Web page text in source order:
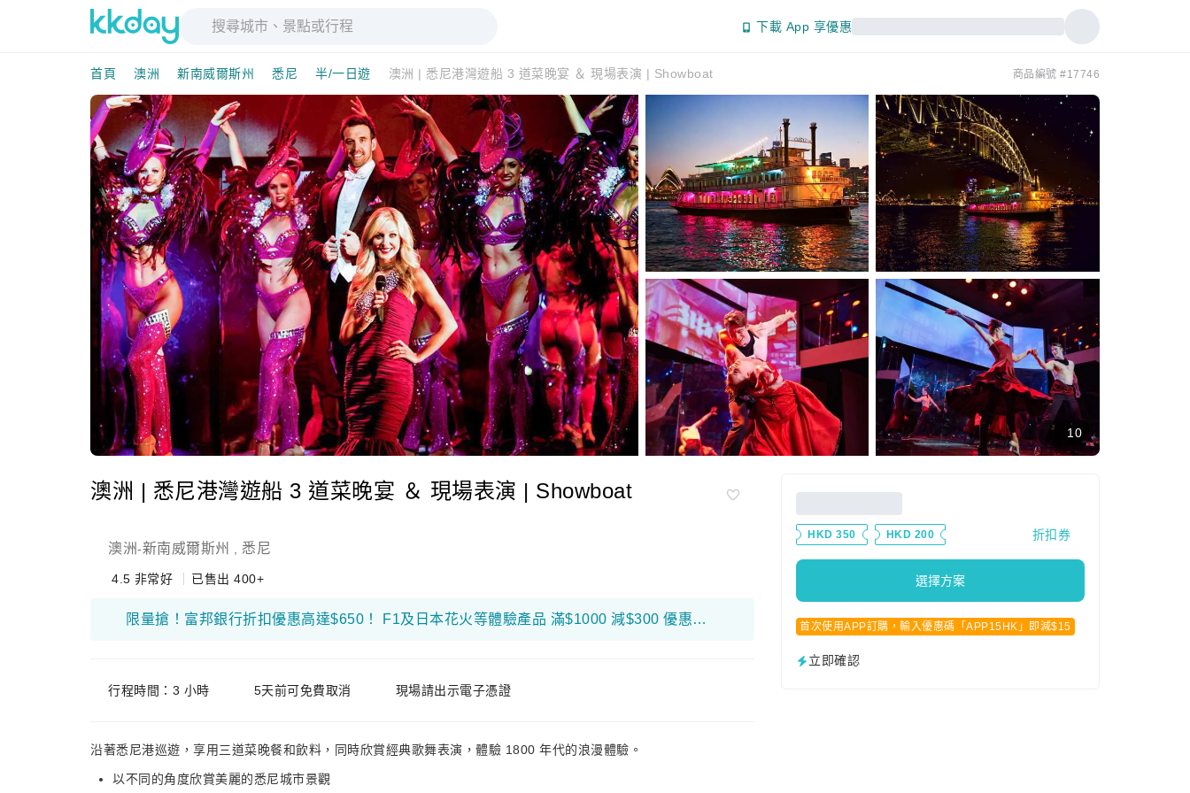
下載 App 享優惠
首頁 澳洲 新南威爾斯州 悉尼 半/一日遊 澳洲 | 悉尼港灣遊船 3 道菜晚宴 ＆ 現場表演 | Showboat 商品編號 #17746
10
澳洲 | 悉尼港灣遊船 3 道菜晚宴 ＆ 現場表演 | Showboat
澳洲-新南威爾斯州 悉尼
4.5 非常好 已售出 400+
限量搶！富邦銀行折扣優惠高達$650！ F1及日本花火等體驗產品 滿$1000 減$300 優惠碼： 26FB300 環球海外旅遊產品 滿$800 減$200 優惠碼： 26FB200 香港及大灣區旅遊產品 滿$500 減$100 優惠碼： 26FB100
行程時間：3 小時 5天前可免費取消 現場請出示電子憑證
沿著悉尼港巡遊，享用三道菜晚餐和飲料，同時欣賞經典歌舞表演，體驗 1800 年代的浪漫體驗。
以不同的角度欣賞美麗的悉尼城市景觀
HKD 350 HKD 200 折扣券
選擇方案
首次使用APP訂購，輸入優惠碼「APP15HK」即減$15
立即確認